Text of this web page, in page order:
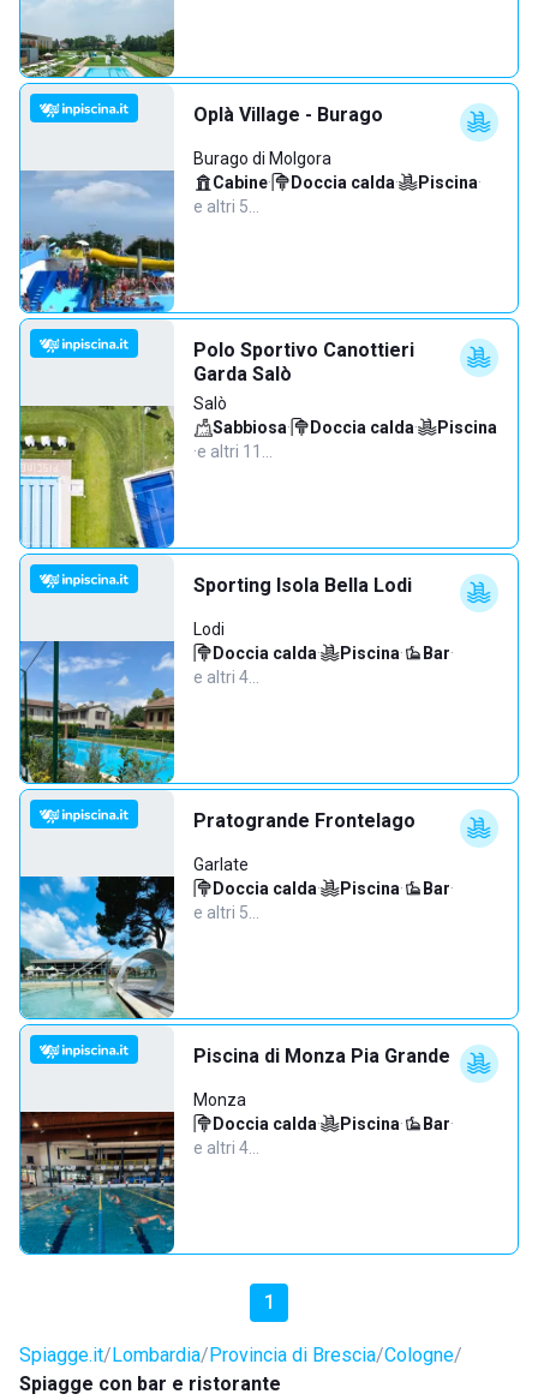
Oplà Village - Burago
Burago di Molgora
Cabine· Doccia calda· Piscina·
e altri 5…
Polo Sportivo Canottieri
Garda Salò
Salò
Sabbiosa· Doccia calda·
Piscina
·e altri 11…
Sporting Isola Bella Lodi
Lodi
Doccia calda· Piscina· Bar·
e altri 4…
Pratogrande Frontelago
Garlate
Doccia calda· Piscina· Bar·
e altri 5…
Piscina di Monza Pia Grande
Monza
Doccia calda· Piscina· Bar·
e altri 4…
1
Spiagge.it Lombardia Provincia di Brescia Cologne
Spiagge con bar e ristorante